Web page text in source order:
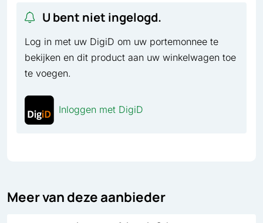
U bent niet ingelogd.
Log in met uw DigiD om uw portemonnee te
bekijken en dit product aan uw winkelwagen toe
te voegen.
Inloggen met DigiD
Meer van deze aanbieder